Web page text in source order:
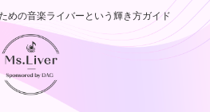
めの音楽ライバーという輝き方ガイド